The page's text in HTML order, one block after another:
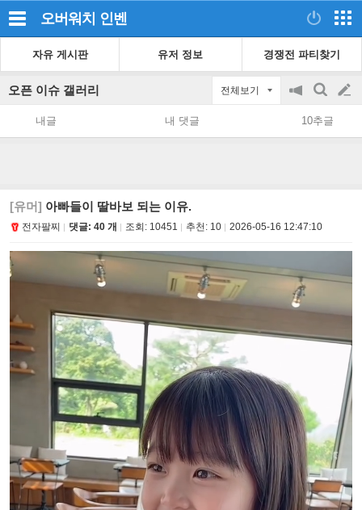
오버워치 인벤
자유 게시판 유저 정보 경쟁전 파티찾기
오픈 이슈 갤러리 전체보기
공
지
on/off
검
색
글
쓰
내글 내 댓글 10추글
[유머] 아빠들이 딸바보 되는 이유.
전자팔찌 댓글: 40 개 조회: 10451 추천: 10 2026-05-16 12:47:10